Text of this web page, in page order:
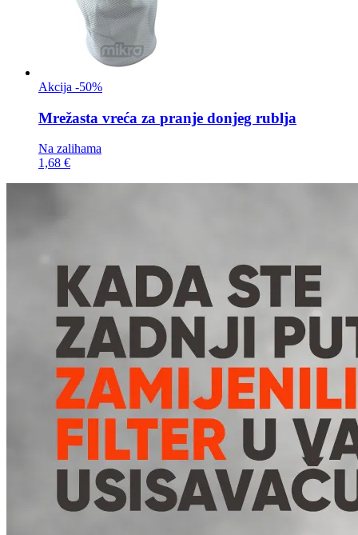
Akcija -50%
Mrežasta vreća za pranje donjeg rublja
Na zalihama
1,68 €